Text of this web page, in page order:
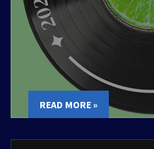
READ MORE »